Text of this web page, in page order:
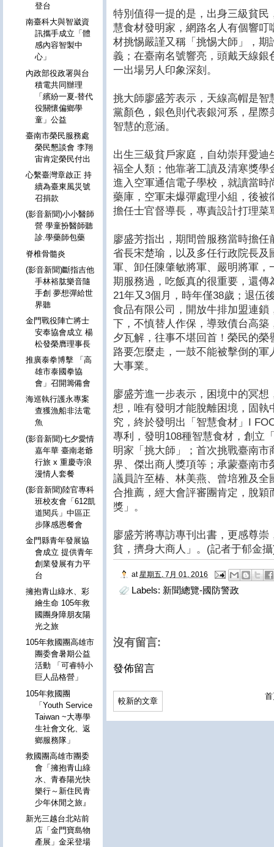
特別值得一提的是，出身三級貧
慧食材發明家，網路名人有個響
材挑惕嚴謹又稱「挑惕大師」，
義；在臺南名號響亮，頭戴天線
一出場另人印象深刻。
挑大師廖盛芳表示，天線高帽是
黨顏色，銀色則代表銀河系，星
智慧的意涵。
出生三級貧戶家庭，自幼崇拜愛
福全人類；他靠著工讀及清寒獎
進入空軍通信電子學校，就讀當
藥庫，空軍未爆彈處理小組，後
擔任士官督導長，專責設計打理菜
廖盛芳指出，期間曾服務當時擔
省長宋楚瑜，以及多任行政院長
軍、卸任陳肇敏將軍、嚴明將軍
期服務過，吃飯真的很重要，還
21年又3個月，時年僅38歲；退伍
食品有限公司，開放牛排加盟連
下，不慎替人作保，導致債台高
夕瓦解，往事不堪回首！榮民的
路要怎麼走，一鼓不能被擊倒的
大事業。
廖盛芳進一步表示，困境中的冥
想，唯有發明才能脫離困境，固
究，終於發明出「智慧食材」I
專利，發明108種智慧食材，創立
明家「挑大師」；首次挑戰臺南
界、傑出商人獎項等；承蒙臺南
議員許至椿、林美燕、曾培雅及
合推薦，經大會評審團肯定，脫
獎」。
廖盛芳將專訪專刊出書，更感尊
貧，擠身大商人」。(記者于郁金
at 星期五, 7月 01, 2016
Labels: 新聞總覽-國防警政
沒有留言:
發佈留言
較新的文章
登台
南臺科大與智崴資
訊攜手成立「體
感內容智製中
心」
內政部役政署與台
積電共同辦理
「繽紛一夏-替代
役關懷偏鄉學
童」公益
臺南市榮民服務處
榮民懇談會 李翔
宙肯定榮民付出
心繫臺灣章啟正 持
續為臺東風災號
召捐款
(影音新聞)小小醫師
營 學童扮醫師聽
診.學藥師包藥
脊椎骨髓炎
(影音新聞)斷指吉他
手林裕肱樂音隨
手創 夢想彈給世
界聽
金門戰役陣亡將士
安奉協會成立 楊
松發榮膺理事長
推廣泰拳博擊 「高
雄市泰國拳協
會」召開籌備會
海巡執行護永專案
查獲漁船非法電
魚
(影音新聞)七夕愛情
嘉年華 臺南老爺
行旅 x 重慶寺浪
漫情人套餐
(影音新聞)陸官專科
班校友會「612凱
道閱兵」中區正
步隊感恩餐會
金門縣青年發展協
會成立 提供青年
創業發展有力平
台
擁抱青山綠水、彩
繪生命 105年救
國團身障朋友陽
光之旅
105年救國團高雄市
團委會暑期公益
活動 「可睿特小
巨人品格營」
105年救國團
「Youth Service
Taiwan ~大專學
生社會文化、返
鄉服務隊」
救國團高雄市團委
會「擁抱青山綠
水、青春陽光快
樂行～新住民青
少年休閒之旅』
新光三越台北站前
店「金門寶島物
產展」金采登場